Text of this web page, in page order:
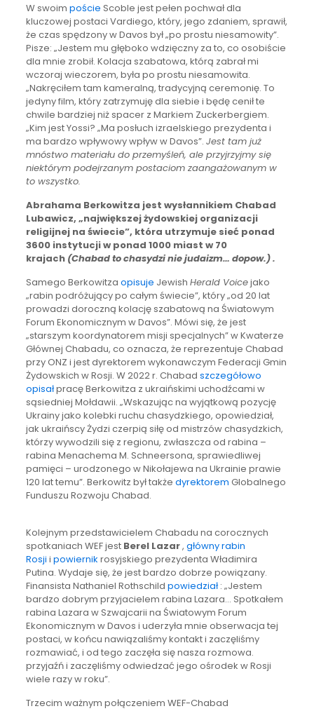
W swoim poście Scoble jest pełen pochwał dla
kluczowej postaci Vardiego, który, jego zdaniem, sprawił,
że czas spędzony w Davos był „po prostu niesamowity”.
Pisze: „Jestem mu głęboko wdzięczny za to, co osobiście
dla mnie zrobił. Kolacja szabatowa, którą zabrał mi
wczoraj wieczorem, była po prostu niesamowita.
„Nakręciłem tam kameralną, tradycyjną ceremonię. To
jedyny film, który zatrzymuję dla siebie i będę cenił te
chwile bardziej niż spacer z Markiem Zuckerbergiem.
„Kim jest Yossi? „Ma posłuch izraelskiego prezydenta i
ma bardzo wpływowy wpływ w Davos”. Jest tam już
mnóstwo materiału do przemyśleń, ale przyjrzyjmy się
niektórym podejrzanym postaciom zaangażowanym w
to wszystko.
Abrahama Berkowitza jest wysłannikiem Chabad
Lubawicz, „największej żydowskiej organizacji
religijnej na świecie”, która utrzymuje sieć ponad
3600 instytucji w ponad 1000 miast w 70
krajach (Chabad to chasydzi nie judaizm… dopow.) .
Samego Berkowitza opisuje Jewish Herald Voicejako
„rabin podróżujący po całym świecie”, który „od 20 lat
prowadzi doroczną kolację szabatową na Światowym
Forum Ekonomicznym w Davos”. Mówi się, że jest
„starszym koordynatorem misji specjalnych” w Kwaterze
Głównej Chabadu, co oznacza, że reprezentuje Chabad
przy ONZ i jest dyrektorem wykonawczym Federacji Gmin
Żydowskich w Rosji. W 2022 r. Chabad szczegółowo
opisałpracę Berkowitza z ukraińskimi uchodźcami w
sąsiedniej Mołdawii. „Wskazując na wyjątkową pozycję
Ukrainy jako kolebki ruchu chasydzkiego, opowiedział,
jak ukraińscy Żydzi czerpią siłę od mistrzów chasydzkich,
którzy wywodzili się z regionu, zwłaszcza od rabina –
rabina Menachema M. Schneersona, sprawiedliwej
pamięci – urodzonego w Nikołajewa na Ukrainie prawie
120 lat temu”. Berkowitz był także dyrektorem Globalnego
Funduszu Rozwoju Chabad.
Kolejnym przedstawicielem Chabadu na corocznych
spotkaniach WEF jest Berel Lazar, główny rabin
Rosji i powiernik rosyjskiego prezydenta Władimira
Putina. Wydaje się, że jest bardzo dobrze powiązany.
Finansista Nathaniel Rothschild powiedział: „Jestem
bardzo dobrym przyjacielem rabina Lazara… Spotkałem
rabina Lazara w Szwajcarii na Światowym Forum
Ekonomicznym w Davos i uderzyła mnie obserwacja tej
postaci, w końcu nawiązaliśmy kontakt i zaczęliśmy
rozmawiać, i od tego zaczęła się nasza rozmowa.
przyjaźń i zaczęliśmy odwiedzać jego ośrodek w Rosji
wiele razy w roku”.
Trzecim ważnym połączeniem WEF-Chabad